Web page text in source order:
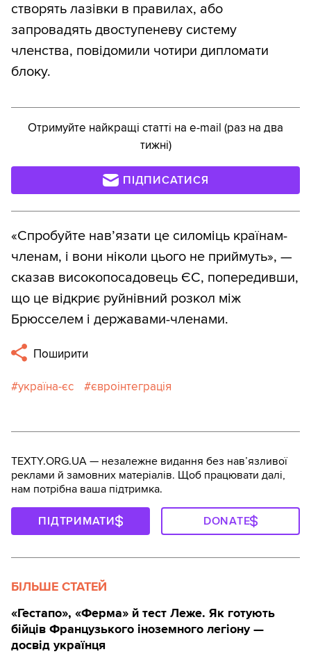
створять лазівки в правилах, або
запровадять двоступеневу систему
членства, повідомили чотири дипломати
блоку.
Отримуйте найкращі статті на e-mail (раз на два
тижні)
ПІДПИСАТИСЯ
«Спробуйте нав’язати це силоміць країнам-
членам, і вони ніколи цього не приймуть», —
сказав високопосадовець ЄС, попередивши,
що це відкриє руйнівний розкол між
Брюсселем і державами-членами.
Поширити
україна-єс євроінтеграція
TEXTY.ORG.UA — незалежне видання без навʼязливої
реклами й замовних матеріалів. Щоб працювати далі,
нам потрібна ваша підтримка.
ПІДТРИМАТИ DONATE
БІЛЬШЕ СТАТЕЙ
«Гестапо», «Ферма» й тест Леже. Як готують
бійців Французького іноземного легіону —
досвід українця